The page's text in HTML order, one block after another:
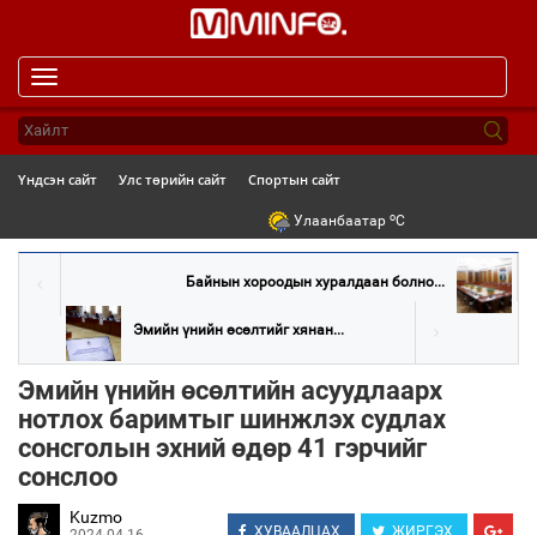
navigation
Үндсэн сайт Улс төрийн сайт Спортын сайт
Улаанбаатар oC
Байнын хороодын хуралдаан болно...
Эмийн үнийн өсөлтийг хянан...
Эмийн үнийн өсөлтийн асуудлаарх
нотлох баримтыг шинжлэх судлах
сонсголын эхний өдөр 41 гэрчийг
сонслоо
Kuzmo
ХУВААЛЦАХ ЖИРГЭХ